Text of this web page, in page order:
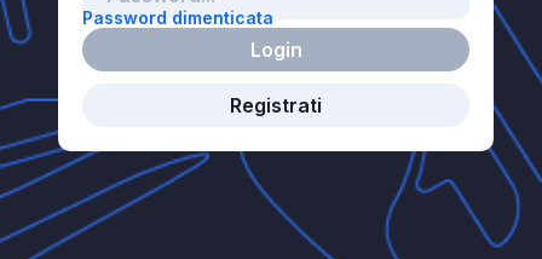
Password dimenticata
Login
Registrati